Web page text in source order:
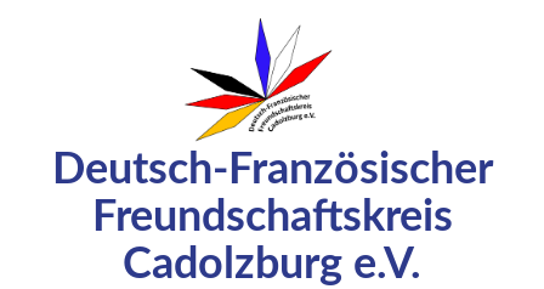
Deutsch-Französischer
Freundschaftskreis
Cadolzburg e.V.